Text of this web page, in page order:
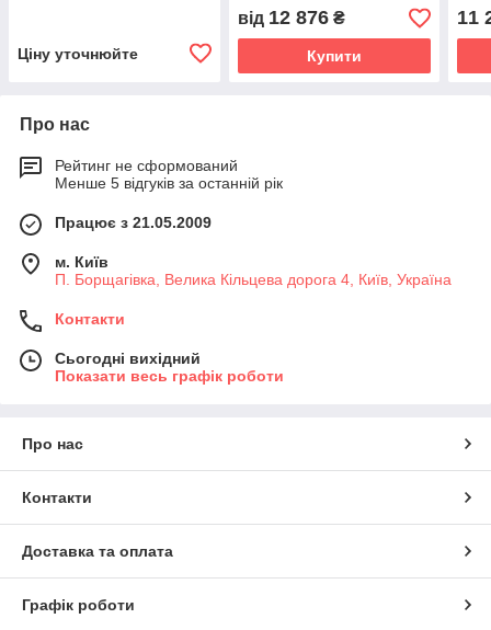
Ціну уточнюйте
від 12 876₴
Купити
11
Про нас
Рейтинг не сформований
Менше 5 відгуків за останній рік
Працює з 21.05.2009
м. Київ
П. Борщагівка, Велика Кільцева дорога 4, Київ, Україна
Контакти
Сьогодні вихідний
Показати весь графік роботи
Про нас
Контакти
Доставка та оплата
Графік роботи